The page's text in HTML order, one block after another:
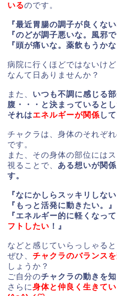
いるのです。
『最近胃腸の調子が良くな
『のどが調子悪いな。風邪
『頭が痛いな。薬飲もうかな
病院に行くほどではないけ
なんて日ありませんか？
また、 いつも不調に感じる
腹・・・と決まっているとし
それはエネルギーが関係 し
チャクラは、身体のそれぞ
です。
また、その身体の部位には
視ることで、 ある想いが関
す。
『なにかしらスッキリしない
『もっと活発に動きたい。』
『エネルギー的に軽くなって
フトしたい ！』
などと感じていらっしゃると
ぜひ、 チャクラのバランス
しょうか？
ご自分のチャクラの動きを
さらに身体と仲良く生きて